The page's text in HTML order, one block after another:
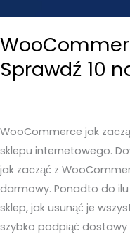
Sprawdź 10
WooCommerce jak
sklepu internetowego.
jak zacząć z
darmowy. Ponadto do
sklep, jak usunąć je
szybko podpiąć dostawy